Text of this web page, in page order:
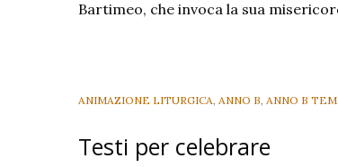
Bartimeo, che invoca la sua
ANIMAZIONE LITURGICA ANNO B ANNO B
Testi per celebrare